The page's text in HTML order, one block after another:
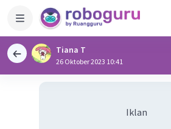
Tiana T
26 Oktober 2023 10:41
Iklan